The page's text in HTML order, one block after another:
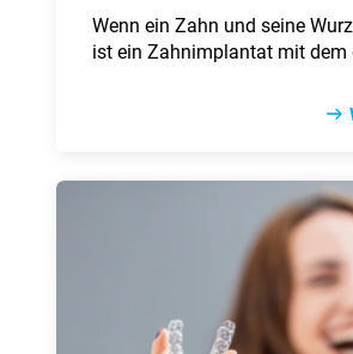
Wenn ein Zahn und sei­ne
ist ein Zahn­im­plan­tat mit
sung, um den Zahn zu
fah­ren, um Zahn­lücken
schmerz­schon­end zu
die Vor­tei­le von
strit­ten sind, gibt es doch ei­nen
Die teil­wei­se ho­hen Kos­ten
le Pa­ti­en­ten vor ei­ner
gung ab.